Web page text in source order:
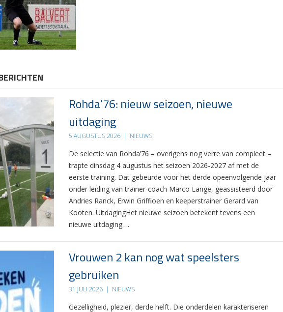
Rohda’76: nieuw seizoen, nieuwe
uitdaging
5 AUGUSTUS 2026 | NIEUWS
De selectie van Rohda’76 – overigens nog verre van compleet –
trapte dinsdag 4 augustus het seizoen 2026-2027 af met de
eerste training. Dat gebeurde voor het derde opeenvolgende jaar
onder leiding van trainer-coach Marco Lange, geassisteerd door
Andries Ranck, Erwin Griffioen en keeperstrainer Gerard van
Kooten. UitdagingHet nieuwe seizoen betekent tevens een
nieuwe uitdaging….
Vrouwen 2 kan nog wat speelsters
gebruiken
31 JULI 2026 | NIEUWS
Gezelligheid, plezier, derde helft. Die onderdelen karakteriseren